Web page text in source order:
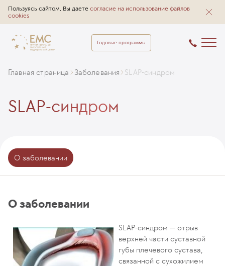
Пользуясь сайтом, Вы даете согласие на использование файлов
cookies
Годовые программы
Главная страница Заболевания SLAP-синдром
SLAP-синдром
О заболевании
О заболевании
SLAP-синдром — отрыв
верхней части суставной
губы плечевого сустава,
связанной с сухожилием